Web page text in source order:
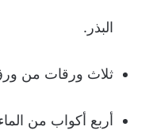
البذر.
ثلاث ورقات من
أربع أكواب من